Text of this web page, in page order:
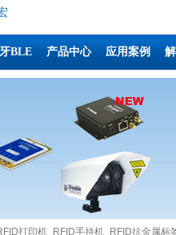
BLE 产品中心 应用案例
打印机 RFID手持机 RFID抗金属标